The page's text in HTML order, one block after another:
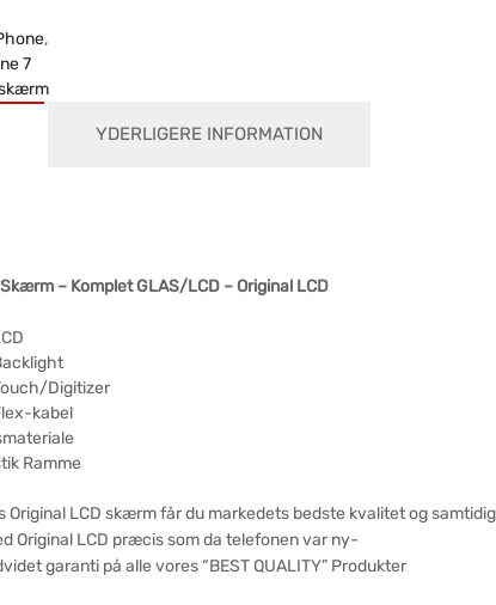
,
7
YDERLIGERE INFORMATION
– Komplet GLAS/LCD – Original LCD
Digitizer
kabel
Ramme
Original LCD skærm får du markedets bedste kvalitet og
Original LCD præcis som da telefonen var ny-
garanti på alle vores “BEST QUALITY” Produkter